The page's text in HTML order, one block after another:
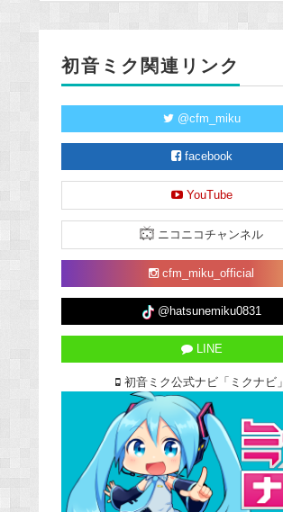
初音ミク関連リンク
@cfm_miku
facebook
YouTube
ニコニコチャンネル
cfm_miku_official
@hatsunemiku0831
LINE
初音ミク公式ナビ「ミクナビ」